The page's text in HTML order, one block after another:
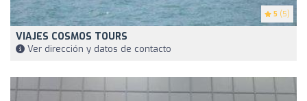
5 (5)
VIAJES COSMOS TOURS
Ver dirección y datos de contacto